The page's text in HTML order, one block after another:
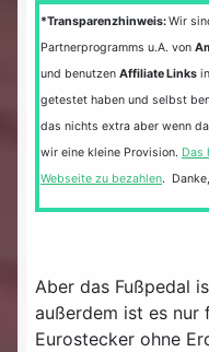
*Transparenzhinweis:Wir
Partnerprogramms u.A. von
und benutzen Affiliate Links
getestet haben und selbst
das nichts extra aber wenn
wir eine kleine Provision. Das
Webseite zu bezahlen.
Aber das Fußpedal
außerdem ist es nur
Eurostecker ohne